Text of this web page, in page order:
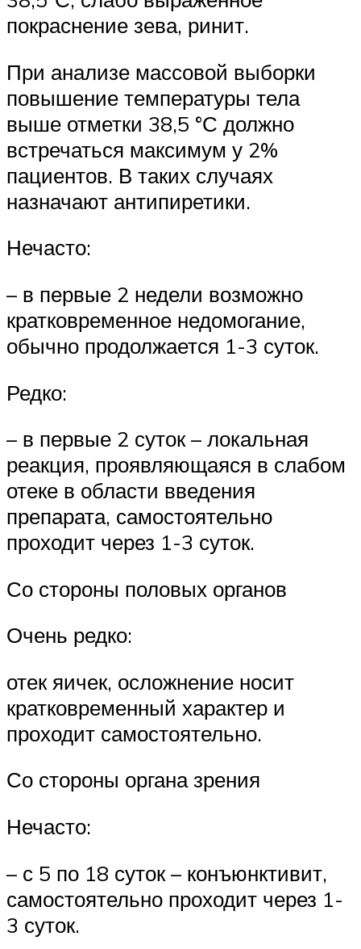
покраснение зева, ринит.
При анализе массовой выборки
повышение температуры тела
выше отметки 38,5 °С должно
встречаться максимум у 2%
пациентов. В таких случаях
назначают антипиретики.
Нечасто:
– в первые 2 недели возможно
кратковременное недомогание,
обычно продолжается 1-3 суток.
Редко:
– в первые 2 суток – локальная
реакция, проявляющаяся в слабом
отеке в области введения
препарата, самостоятельно
проходит через 1-3 суток.
Со стороны половых органов
Очень редко:
отек яичек, осложнение носит
кратковременный характер и
проходит самостоятельно.
Со стороны органа зрения
Нечасто:
– с 5 по 18 суток – конъюнктивит,
самостоятельно проходит через 1-
3 суток.